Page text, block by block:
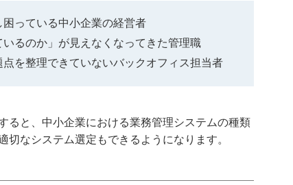
っている中小企業の経営者
るのか」が見えなくなってきた管理職
を整理できていないバックオフィス担当者
ると、中小企業における業務管理システムの種類
切なシステム選定もできるようになります。